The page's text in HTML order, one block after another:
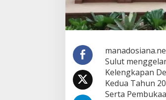
Sulut
Kelengkapan
Kedua Tahun
Serta